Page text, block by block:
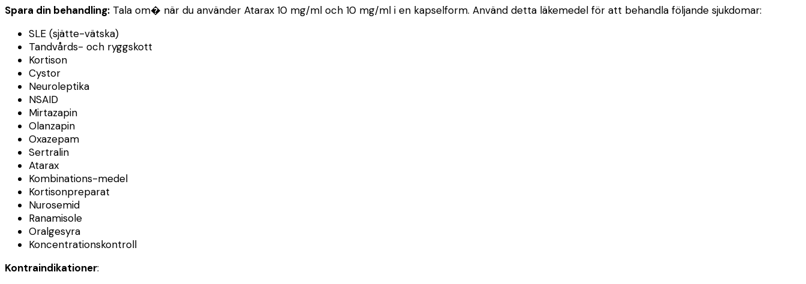
Spara din behandling: Tala om� när du använder Atarax 10 mg/ml och 10 mg/ml i en kapselform. Använd detta läkemedel för att behandla följande sjukdomar:
SLE (sjätte-vätska)
Tandvårds- och ryggskott
Kortison
Cystor
Neuroleptika
NSAID
Mirtazapin
Olanzapin
Oxazepam
Sertralin
Atarax
Kombinations-medel
Kortisonpreparat
Nurosemid
Ranamisole
Oralgesyra
Koncentrationskontroll
Kontraindikationer: